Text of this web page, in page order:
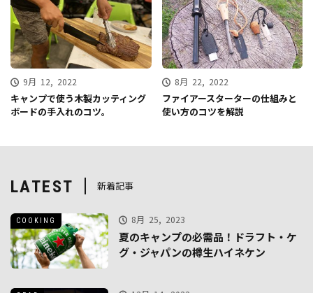
9月 12, 2022
キャンプで使う木製カッティング
ボードの手入れのコツ。
8月 22, 2022
ファイアースターターの仕組みと
使い方のコツを解説
LATEST 新着記事
8月 25, 2023
COOKING
夏のキャンプの必需品！ドラフト・ケ
グ・ジャパンの樽生ハイネケン